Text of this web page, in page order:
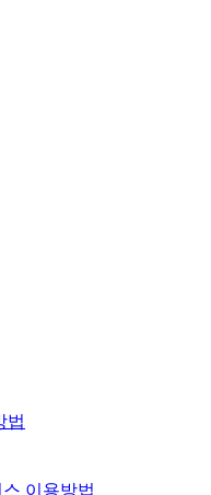
법
이용방법